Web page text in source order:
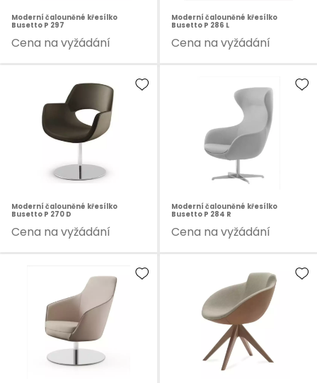
Moderní čalouněné křesílko
Busetto P 297
Cena na vyžádání
Moderní čalouněné křesílko
Busetto P 286 L
Cena na vyžádání
Moderní čalouněné křesílko
Busetto P 270 D
Cena na vyžádání
Moderní čalouněné křesílko
Busetto P 284 R
Cena na vyžádání